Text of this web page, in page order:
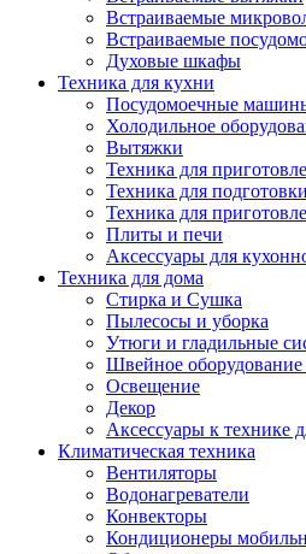
Встраиваемые
Встраиваемые
Духовые шкафы
Техника для кухни
Посудомоечные
Холодильное
Вытяжки
Техника для
Техника для
Техника для
Плиты и печи
Аксессуары для
Техника для дома
Стирка и Сушка
Пылесосы и уборка
Утюги и гладильные
Швейное оборудование
Освещение
Декор
Аксессуары к технике
Климатическая техника
Вентиляторы
Водонагреватели
Конвекторы
Кондиционеры